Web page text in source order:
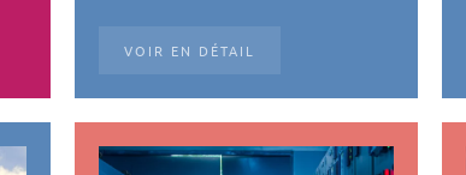
VOIR EN DÉTAIL